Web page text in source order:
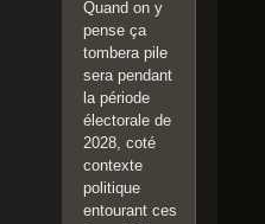
Quand on y
pense ça
tombera pile
sera pendant
la période
électorale de
2028, coté
contexte
politique
entourant ces